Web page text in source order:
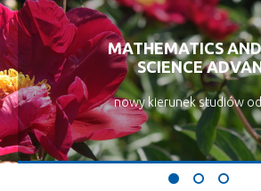
MATHEMATICS
SCIENCE
nowy kierunek studiów